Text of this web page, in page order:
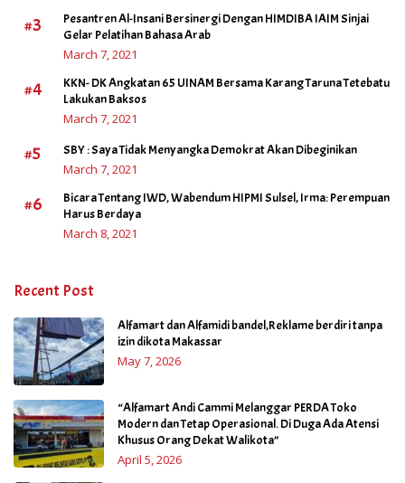
#3
Pesantren Al-Insani Bersinergi Dengan HIMDIBA IAIM Sinjai
Gelar Pelatihan Bahasa Arab
March 7, 2021
#4
KKN- DK Angkatan 65 UINAM Bersama Karang Taruna Tetebatu
Lakukan Baksos
March 7, 2021
#5 SBY : Saya Tidak Menyangka Demokrat Akan Dibeginikan
March 7, 2021
#6
Bicara Tentang IWD, Wabendum HIPMI Sulsel, Irma: Perempuan
Harus Berdaya
March 8, 2021
Recent Post
Alfamart dan Alfamidi bandel,Reklame berdiri tanpa
izin dikota Makassar
May 7, 2026
“Alfamart Andi Cammi Melanggar PERDA Toko
Modern dan Tetap Operasional. Di Duga Ada Atensi
Khusus Orang Dekat Walikota”
April 5, 2026